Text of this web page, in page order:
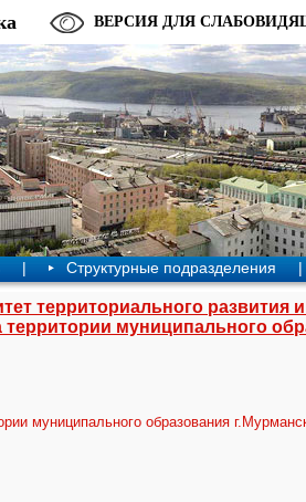
ВЕРСИЯ ДЛЯ
| Структурные подразделения |
территориального развития
муниципального
муниципального образования